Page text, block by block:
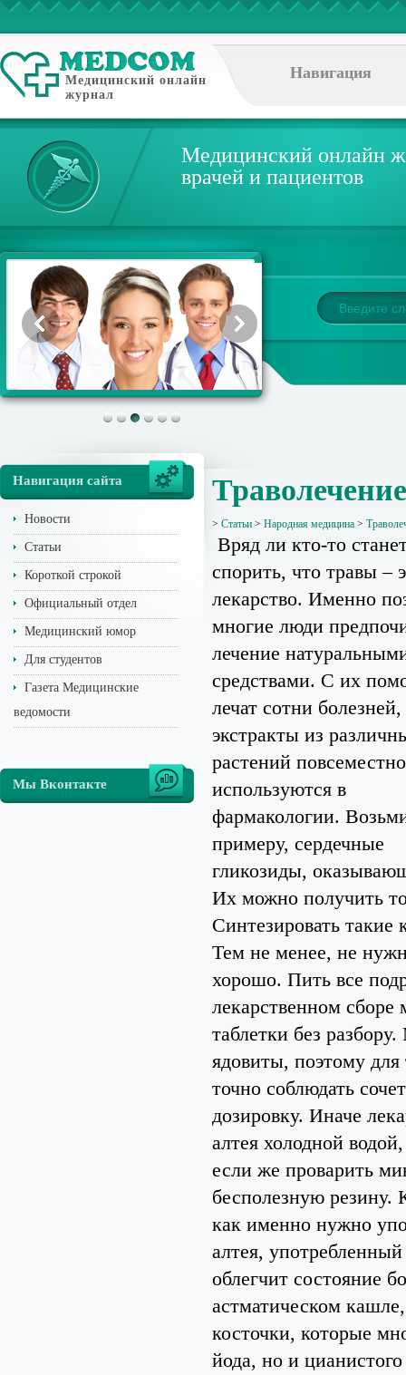
Медицинский онлайн
журнал
Навигация
Медицинский онлайн
врачей и пациентов
Навигация сайта
Новости
Статьи
Короткой строкой
Официальный отдел
Медицинский юмор
Для студентов
Газета Медицинские
ведомости
Мы Вконтакте
> Статьи > Народная медицина >
Вряд ли кто-то
спорить, что травы –
лекарство. Именно
многие люди
лечение
средствами. С их
лечат сотни болезней,
экстракты из
растений повсеместно
используются в
фармакологии.
примеру, сердечные
гликозиды,
Их можно получить
Синтезировать такие
Тем не менее, не
хорошо. Пить все
лекарственном сборе
таблетки без
ядовиты, поэтому
точно соблюдать
дозировку. Иначе
алтея холодной
если же проварить
бесполезную резину.
как именно нужно
алтея,
облегчит состояние
астматическом
косточки, которые
йода, но и